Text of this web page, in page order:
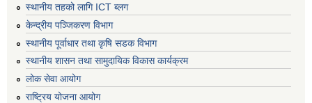
स्थानीय तहको लागि ICT ब्लग
केन्द्रीय पञ्जिकरण विभाग
स्थानीय पूर्वाधार तथा कृषि सडक विभाग
स्थानीय शासन तथा सामुदायिक विकास कार्यक्रम
लोक सेवा आयोग
राष्ट्रिय योजना आयोग